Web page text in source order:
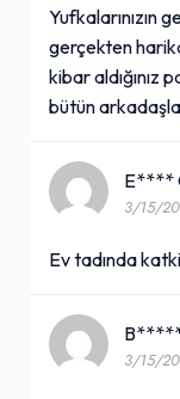
Yufkalarınızın
gerçekten
kibar aldığınız
bütün
E****
3/15/
Ev tadında
3/15/